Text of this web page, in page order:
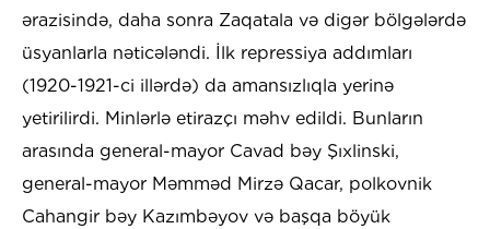
ərazisində, daha sonra Zaqatala və digər bölgələrdə
üsyanlarla nəticələndi. İlk repressiya addımları
(1920-1921-ci illərdə) da amansızlıqla yerinə
yetirilirdi. Minlərlə etirazçı məhv edildi. Bunların
arasında general-mayor Cavad bəy Şıxlinski,
general-mayor Məmməd Mirzə Qacar, polkovnik
Cahangir bəy Kazımbəyov və başqa böyük